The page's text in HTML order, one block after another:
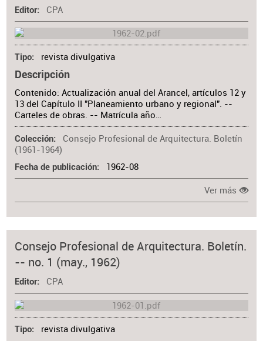
Editor CPA
Tipo revista divulgativa
Descripción
Contenido: Actualización anual del Arancel, artículos 12 y
13 del Capítulo II "Planeamiento urbano y regional". --
Carteles de obras. -- Matrícula año…
Colección
Consejo Profesional de Arquitectura. Boletín
(1961-1964)
Fecha de publicación 1962-08
Ver más
Consejo Profesional de Arquitectura. Boletín.
-- no. 1 (may., 1962)
Editor CPA
Tipo revista divulgativa